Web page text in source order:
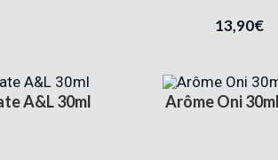
13,90€
A&L 30ml Arôme Oni